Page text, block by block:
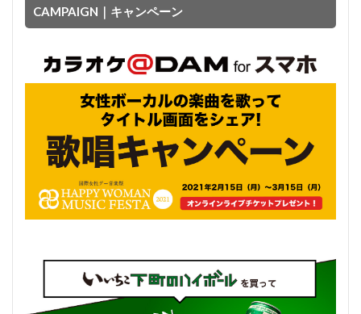
CAMPAIGN｜キャンペーン